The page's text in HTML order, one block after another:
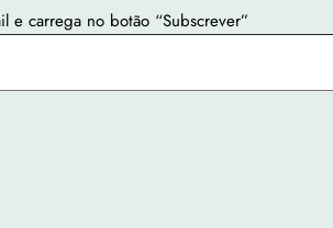
e carrega no botão “Subscrever”